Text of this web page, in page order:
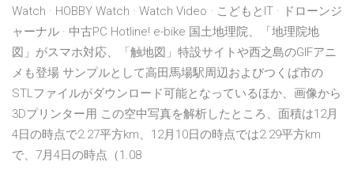
Watch · HOBBY Watch · Watch Video · こどもとIT · ドローンジ
ャーナル · 中古PC Hotline! e-bike 国土地理院、「地理院地
図」がスマホ対応、「触地図」特設サイトや西之島のGIFアニ
メも登場 サンプルとして高田馬場駅周辺およびつくば市の
STLファイルがダウンロード可能となっているほか、画像から
3Dプリンター用 この空中写真を解析したところ、面積は12月
4日の時点で2.27平方km、12月10日の時点では2.29平方km
で、7月4日の時点（1.08